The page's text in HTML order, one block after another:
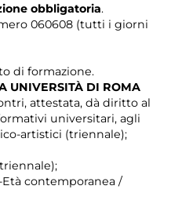
obbligatoria.
060608 (tutti i giorni
di formazione.
UNIVERSITÀ DI ROMA
attestata, dà diritto al
universitari, agli
artistici (triennale);
contemporanea /